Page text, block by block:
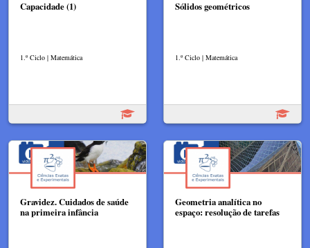
Capacidade (1)
1.º Ciclo | Matemática
Sólidos geométricos
1.º Ciclo | Matemática
Gravidez. Cuidados de saúde
na primeira infância
Geometria analítica no
espaço: resolução de tarefas